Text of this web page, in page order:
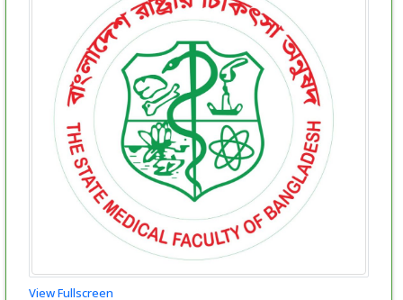
View Fullscreen